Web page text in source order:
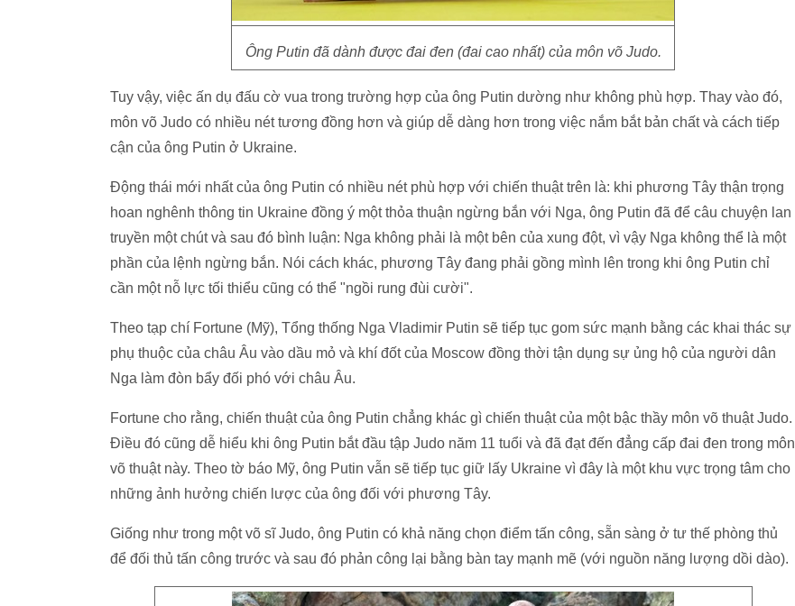
Ông Putin đã dành được đai đen (đai cao nhất) của môn võ Judo.
Tuy vậy, việc ấn dụ đấu cờ vua trong trường hợp của ông Putin dường như không phù hợp. Thay vào đó,
môn võ Judo có nhiều nét tương đồng hơn và giúp dễ dàng hơn trong việc nắm bắt bản chất và cách tiếp
cận của ông Putin ở Ukraine.
Động thái mới nhất của ông Putin có nhiều nét phù hợp với chiến thuật trên là: khi phương Tây thận trọng
hoan nghênh thông tin Ukraine đồng ý một thỏa thuận ngừng bắn với Nga, ông Putin đã để câu chuyện lan
truyền một chút và sau đó bình luận: Nga không phải là một bên của xung đột, vì vậy Nga không thể là một
phần của lệnh ngừng bắn. Nói cách khác, phương Tây đang phải gồng mình lên trong khi ông Putin chỉ
cần một nỗ lực tối thiểu cũng có thể "ngồi rung đùi cười".
Theo tạp chí Fortune (Mỹ), Tổng thống Nga Vladimir Putin sẽ tiếp tục gom sức mạnh bằng các khai thác sự
phụ thuộc của châu Âu vào dầu mỏ và khí đốt của Moscow đồng thời tận dụng sự ủng hộ của người dân
Nga làm đòn bẩy đối phó với châu Âu.
Fortune cho rằng, chiến thuật của ông Putin chẳng khác gì chiến thuật của một bậc thầy môn võ thuật Judo.
Điều đó cũng dễ hiểu khi ông Putin bắt đầu tập Judo năm 11 tuổi và đã đạt đến đẳng cấp đai đen trong môn
võ thuật này. Theo tờ báo Mỹ, ông Putin vẫn sẽ tiếp tục giữ lấy Ukraine vì đây là một khu vực trọng tâm cho
những ảnh hưởng chiến lược của ông đối với phương Tây.
Giống như trong một võ sĩ Judo, ông Putin có khả năng chọn điểm tấn công, sẵn sàng ở tư thế phòng thủ
để đối thủ tấn công trước và sau đó phản công lại bằng bàn tay mạnh mẽ (với nguồn năng lượng dồi dào).